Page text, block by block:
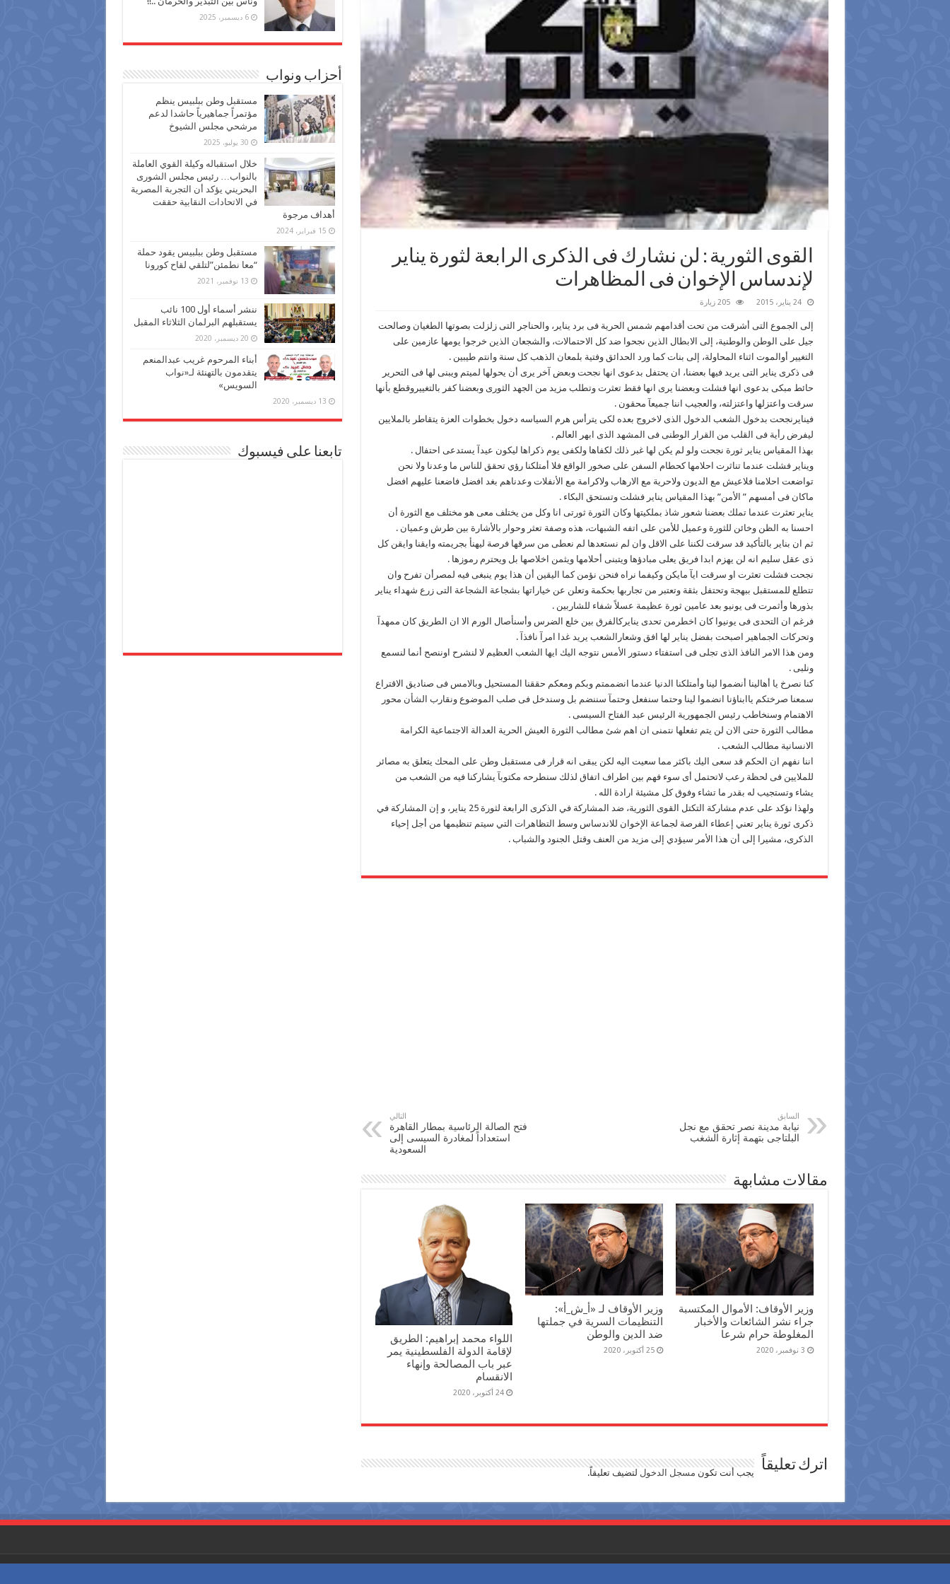
القوى الثورية : لن نشارك فى الذكرى الرابعة لثورة يناير
لإندساس الإخوان فى المظاهرات
24 يناير، 2015 205 زيارة
إلى الجموع التى أشرقت من تحت أقدامهم شمس الحرية فى برد يناير، والحناجر التى زلزلت بصوتها الطغيان وصالحت
جيل على الوطن والوطنية، إلى الابطال الذين نجحوا ضد كل الاحتمالات، والشجعان الذين خرجوا يومها عازمين على
التغيير أوالموت اثناء المحاولة، إلى بنات كما ورد الحدائق وفتية بلمعان الذهب كل سنة وانتم طيبين .
فى ذكرى يناير التى يريد فيها بعضنا، ان يحتفل بدعوى انها نجحت وبعض آخر يرى أن يحولها لميتم ويبنى لها فى التحرير
حائط مبكى بدعوى انها فشلت وبعضنا يرى انها فقط تعثرت وتطلب مزيد من الجهد الثورى وبعضنا كفر بالتغييروقطع بأنها
سرقت واعتزلها واعتزلته، والعجيب اننا جميعآ محقون .
فينايرنجحت بدخول الشعب الدخول الذى لاخروج بعده لكى يترأس هرم السياسه دخول بخطوات العزة يتقاطر بالملايين
ليفرض رأية فى القلب من القرار الوطنى فى المشهد الذى ابهر العالم .
بهذا المقياس يناير ثورة نجحت ولو لم يكن لها غبر ذلك لكفاها ولكفى يوم ذكراها ليكون عيدآ يستدعى احتفال .
ويناير فشلت عندما تناثرت احلامها كحطام السفن على صخور الواقع فلا أمتلكنا رؤي تحقق للناس ما وعدنا ولا نحن
تواضعت احلامنا فلاعيش مع الديون ولاحرية مع الارهاب ولاكرامة مع الأنفلات وعدناهم بغد افضل فاضعنا عليهم افضل
ماكان فى أمسهم ” الأمن” بهذا المقياس يناير فشلت وتستحق البكاء .
يناير تعثرت عندما تملك بعضنا شعور شاذ بملكيتها وكان الثورة ثورتى انا وكل من يختلف معى هو مختلف مع الثورة أن
احسنا به الظن وخائن للثورة وعميل للأمن على اتفه الشبهات، هذه وصفة تعثر وحوار بالأشارة بين طرش وعميان .
ثم ان بناير بالتأكيد قد سرقت لكننا على الاقل وان لم نستعدها لم نعطى من سرقها فرصة ليهنأ بجريمته وايقنا وايقن كل
ذى عقل سليم انه لن يهزم ابدا فريق يعلى مبادؤها ويتبنى أحلامها ويثمن اخلاصها بل ويحترم رموزها .
نجحت فشلت تعثرت او سرقت ايآ مايكن وكيفما نراه فنحن نؤمن كما اليقين أن هذا يوم ينبغى فيه لمصرأن تفرح وان
تتطلع للمستقبل ببهجة وتحتفل بثقة وتعتبر من تجاربها بحكمة وتعلن عن خياراتها بشجاعة الشجاعة التى زرع شهداء يناير
بذورها وأثمرت فى يونيو بعد عامين ثورة عظيمة عسلاً شفاء للشاربين .
فرغم ان التحدى فى يونيوا كان اخطرمن تحدى ينايركالفرق بين خلع الضرس وأسنأصال الورم الا ان الطريق كان ممهدآ
وتحركات الجماهير اصبحت بفضل يناير لها افق وشعارالشعب يريد غدا امرآ نافذآ .
ومن هذا الامر النافذ الذى تجلى فى استفتاء دستور الأمس نتوجه اليك ايها الشعب العظيم لا لنشرح اوننصح أنما لنسمع
ونلبى .
كنا نصرخ يا أهالينا أنضموا لينا وأمتلكنا الدنيا عندما انضممتم وبكم ومعكم حققنا المستحيل وبالامس فى صناديق الاقتراع
سمعنا صرختكم ياابناؤنا انضموا لينا وحتما سنفعل وحتمآ سننضم بل وسندخل فى صلب الموضوع ونقارب الشأن محور
الاهتمام وسنخاطب رئيس الجمهورية الرئيس عبد الفتاح السيسى .
مطالب الثورة حتى الان لن يتم تفعلها نتمنى ان اهم شئ مطالب الثورة العيش الحرية العدالة الاجتماعية الكرامة
الانسانية مطالب الشعب .
اننا نفهم ان الحكم قد سعى اليك باكثر مما سعيت اليه لكن يبقى انه قرار فى مستقبل وطن على المحك يتعلق به مصائر
للملايين فى لحظة رعب لاتحتمل أى سوء فهم بين اطراف اتفاق لذلك سنطرحه مكتوبآ يشاركنا فيه من الشعب من
يشاء وتستجيب له بقدر ما تشاء وفوق كل مشيئة ارادة الله .
ولهذا نؤكد على عدم مشاركة التكتل القوى الثورية، ضد المشاركة في الذكرى الرابعة لثورة 25 يناير، و إن المشاركة في
ذكرى ثورة يناير تعني إعطاء الفرصة لجماعة الإخوان للاندساس وسط التظاهرات التي سيتم تنظيمها من أجل إحياء
الذكرى، مشيرا إلى أن هذا الأمر سيؤدي إلى مزيد من العنف وقتل الجنود والشباب .
السابق
نيابة مدينة نصر تحقق مع نجل
البلتاجى بتهمة إثارة الشغب
التالي
فتح الصالة الرئاسية بمطار القاهرة
استعداداً لمغادرة السيسى إلى
السعودية
مقالات مشابهة
وزير الأوقاف: الأموال المكتسبة
جراء نشر الشائعات والأخبار
المغلوطة حرام شرعا
3 نوفمبر، 2020
وزير الأوقاف لـ «أ_ش_أ»:
التنظيمات السرية في جملتها
ضد الدين والوطن
25 أكتوبر، 2020
اللواء محمد إبراهيم: الطريق
لإقامة الدولة الفلسطينية يمر
عبر باب المصالحة وإنهاء
الانقسام
24 أكتوبر، 2020
اترك تعليقاً يجب أنت تكون مسجل الدخول لتضيف تعليقاً.
6 ديسمبر، 2025
أحزاب ونواب
مستقبل وطن ببلبيس ينظم
مؤتمراً جماهيرياً حاشدا لدعم
مرشحي مجلس الشيوخ
30 يوليو، 2025
خلال استقباله وكيلة القوي العاملة
بالنواب… رئيس مجلس الشورى
البحريني يؤكد أن التجربة المصرية
في الاتحادات النقابية حققت
أهداف مرجوة
15 فبراير، 2024
مستقبل وطن ببلبيس يقود حملة
“معا نطمئن”لتلقي لقاح كورونا
13 نوفمبر، 2021
ننشر أسماء أول 100 نائب
يستقبلهم البرلمان الثلاثاء المقبل
20 ديسمبر، 2020
أبناء المرحوم غريب عبدالمنعم
يتقدمون بالتهنئة لـ«نواب
السويس»
13 ديسمبر، 2020
تابعنا على فيسبوك